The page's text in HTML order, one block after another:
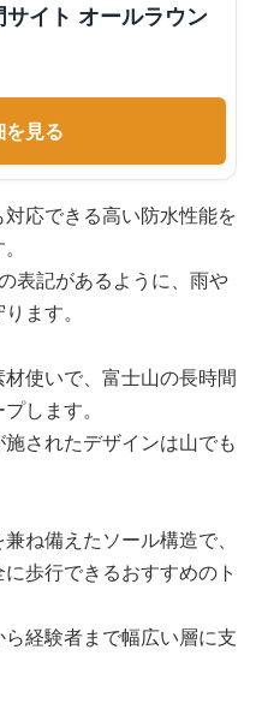
サイト オールラウン
見る
応できる高い防水性能を
表記があるように、雨や
ます。
使いで、富士山の長時間
します。
されたデザインは山でも
ね備えたソール構造で、
歩行できるおすすめのト
経験者まで幅広い層に支